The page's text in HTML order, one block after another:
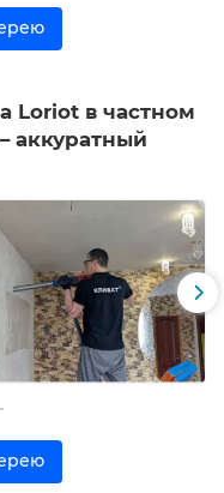
Loriot в частном
аккуратный